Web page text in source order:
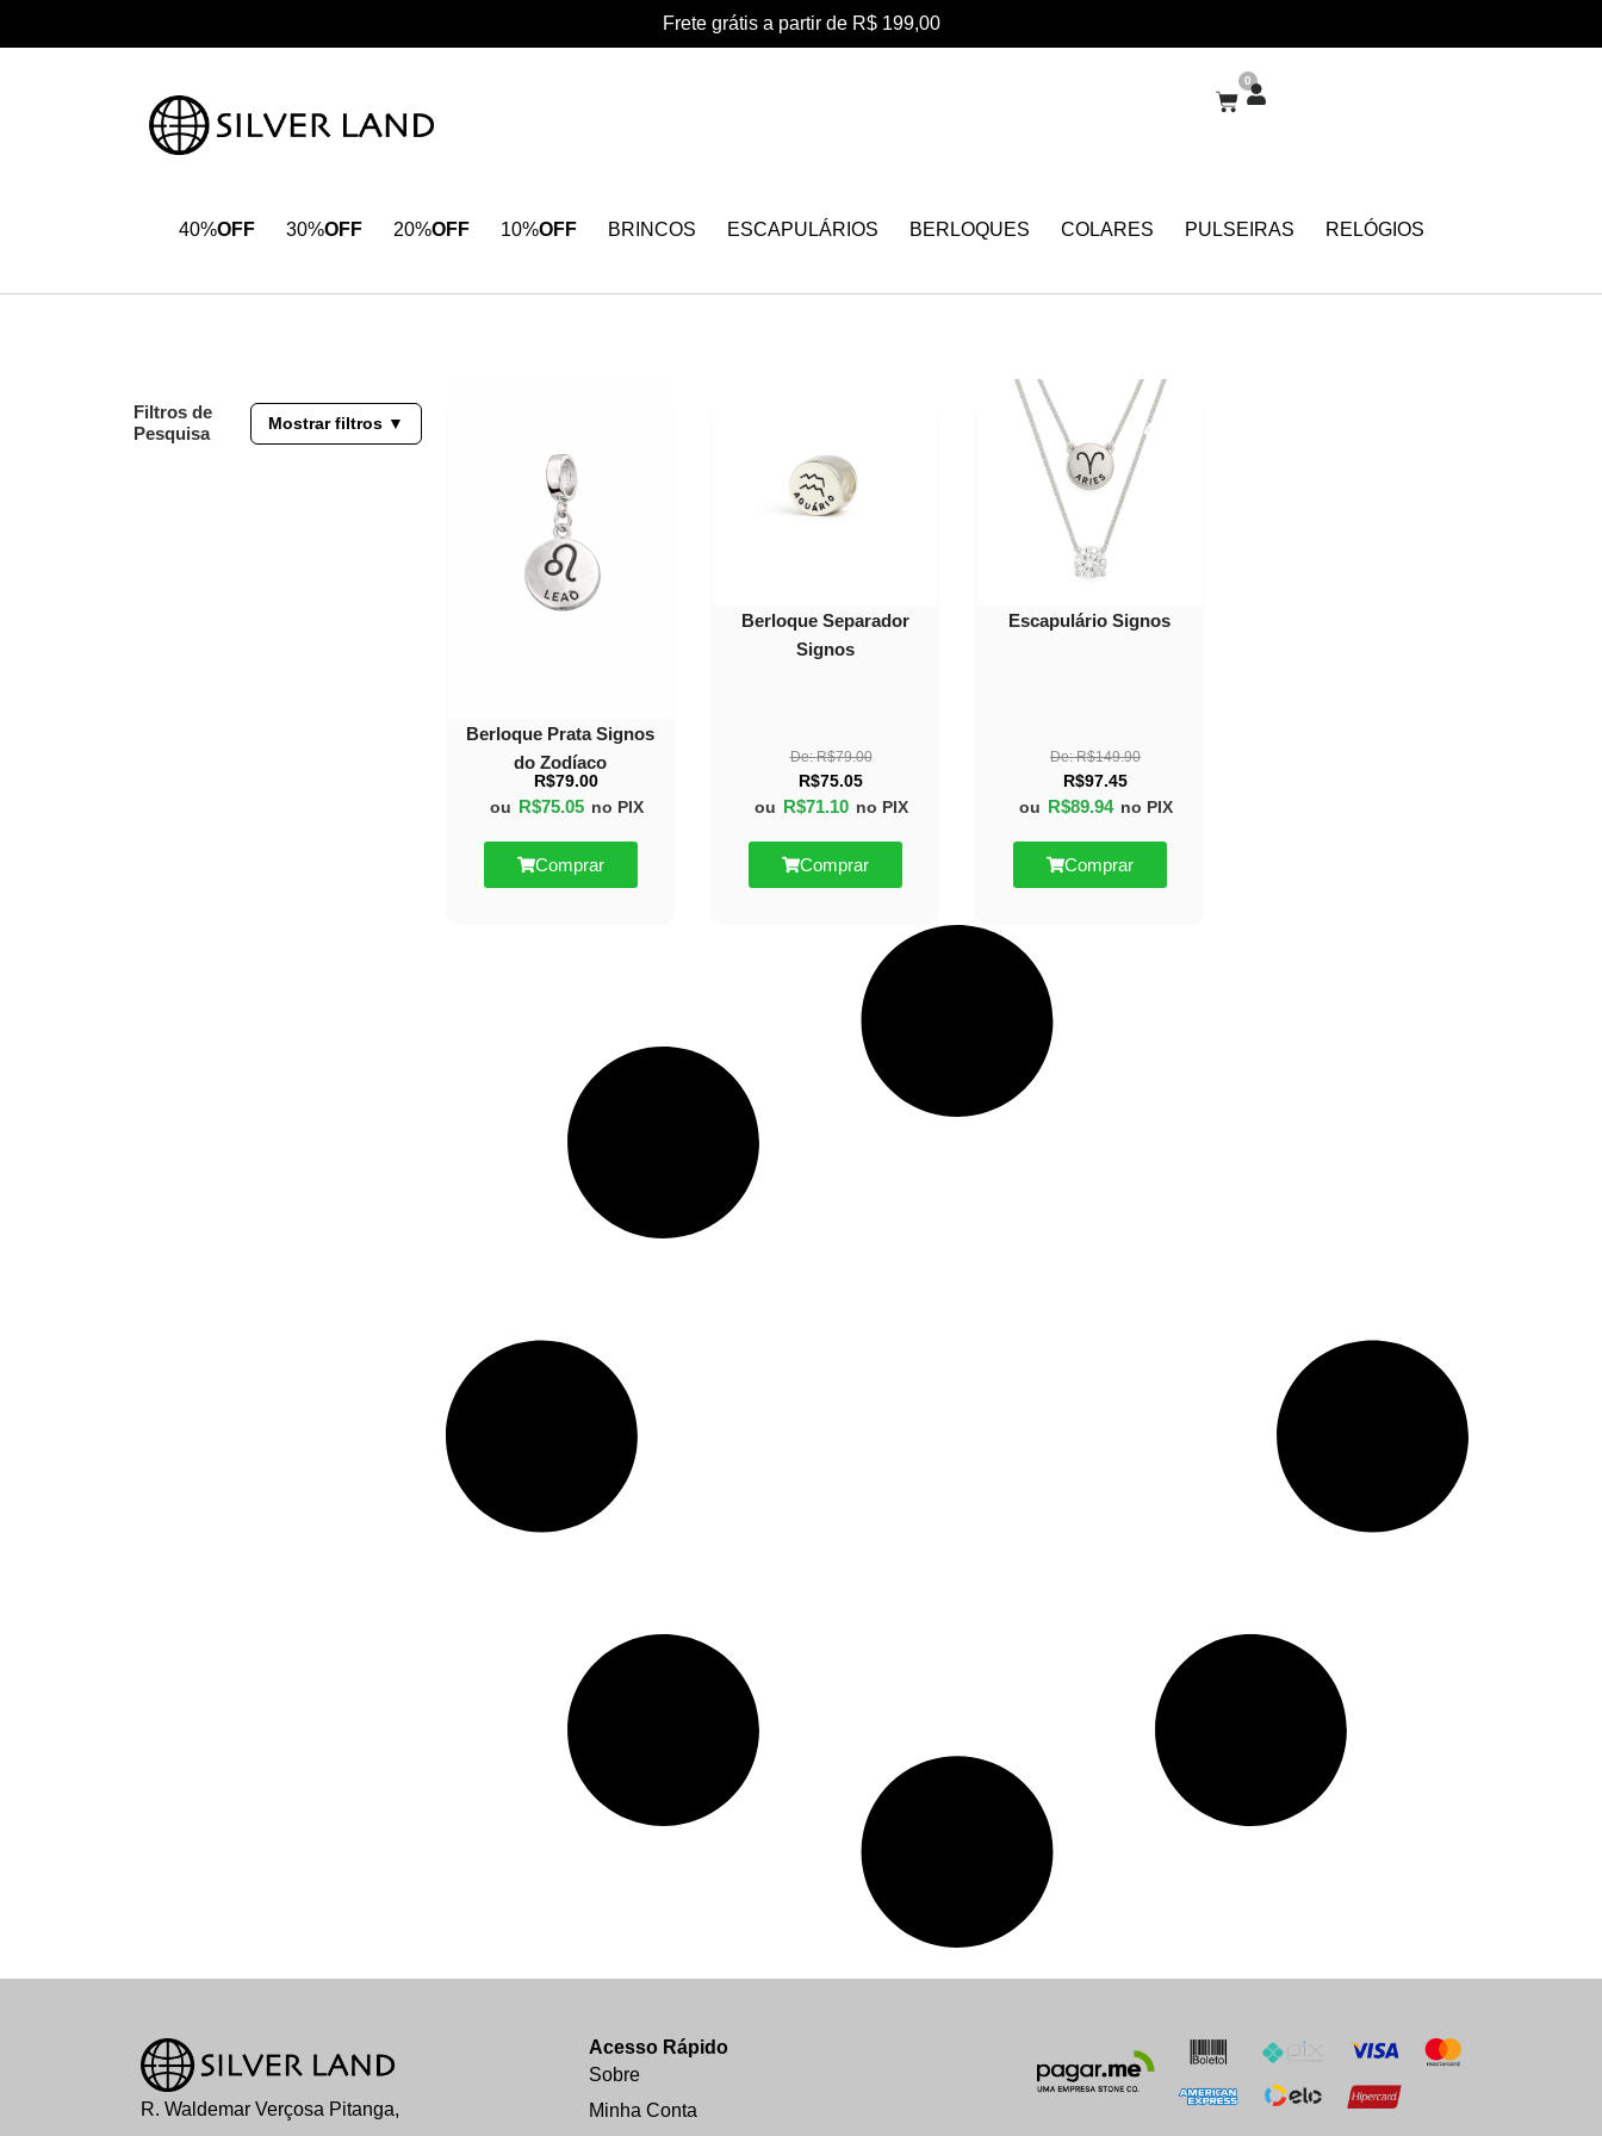
Frete grátis a partir de R$ 199,00
0
40%OFF 30%OFF 20%OFF 10%OFF BRINCOS ESCAPULÁRIOS BERLOQUES COLARES PULSEIRAS RELÓGIOS
Filtros de
Pesquisa
Mostrar filtros ▼
Berloque Prata Signos
do Zodíaco
R$79.00
ou R$75.05 no PIX
Comprar
Berloque Separador
Signos
De:R$79.00
R$75.05
ou R$71.10 no PIX
Comprar
40%
Escapulário Signos
De:R$149.90
R$97.45
ou R$89.94 no PIX
Comprar
R. Waldemar Verçosa Pitanga,
Acesso Rápido
Sobre
Minha Conta